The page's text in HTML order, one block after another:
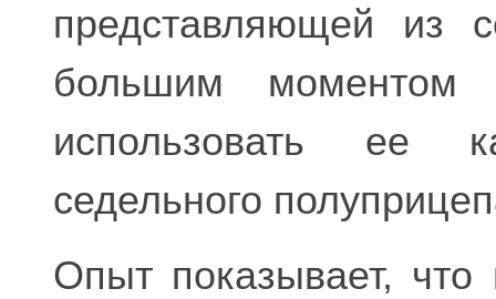
представляющей из
большим моментом
использовать ее
седельного
Опыт показывает,